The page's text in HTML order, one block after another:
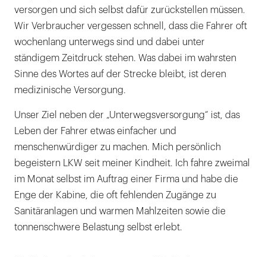
versorgen und sich selbst dafür zurückstellen müssen.
Wir Verbraucher vergessen schnell, dass die Fahrer oft
wochenlang unterwegs sind und dabei unter
ständigem Zeitdruck stehen. Was dabei im wahrsten
Sinne des Wortes auf der Strecke bleibt, ist deren
medizinische Versorgung.
Unser Ziel neben der „Unterwegsversorgung“ ist, das
Leben der Fahrer etwas einfacher und
menschenwürdiger zu machen. Mich persönlich
begeistern LKW seit meiner Kindheit. Ich fahre zweimal
im Monat selbst im Auftrag einer Firma und habe die
Enge der Kabine, die oft fehlenden Zugänge zu
Sanitäranlagen und warmen Mahlzeiten sowie die
tonnenschwere Belastung selbst erlebt.